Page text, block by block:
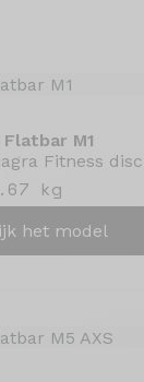
M1
Fitness
kg
het model